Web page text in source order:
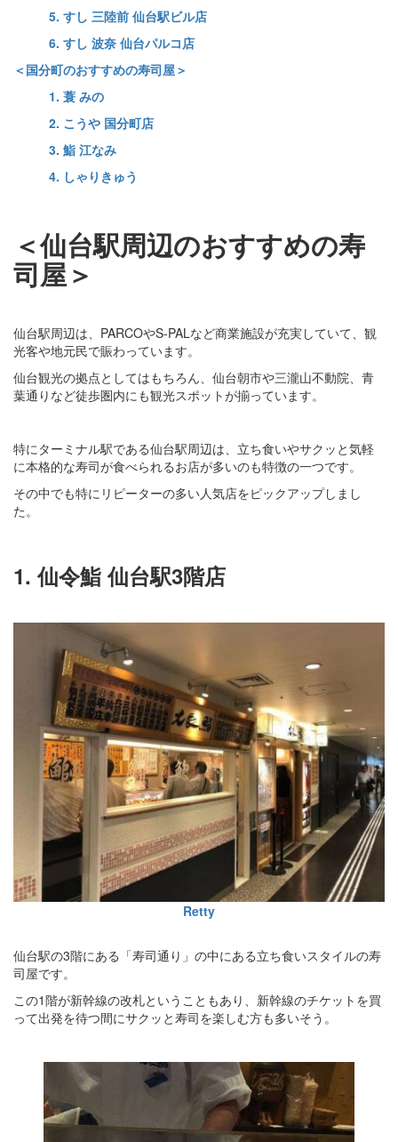
5. すし 三陸前 仙台駅ビル店
6. すし 波奈 仙台パルコ店
＜国分町のおすすめの寿司屋＞
1. 蓑 みの
2. こうや 国分町店
3. 鮨 江なみ
4. しゃりきゅう
＜仙台駅周辺のおすすめの寿
司屋＞
仙台駅周辺は、PARCOやS-PALなど商業施設が充実していて、観
光客や地元民で賑わっています。
仙台観光の拠点としてはもちろん、仙台朝市や三瀧山不動院、青
葉通りなど徒歩圏内にも観光スポットが揃っています。
特にターミナル駅である仙台駅周辺は、立ち食いやサクッと気軽
に本格的な寿司が食べられるお店が多いのも特徴の一つです。
その中でも特にリピーターの多い人気店をピックアップしまし
た。
1. 仙令鮨 仙台駅3階店
Retty
仙台駅の3階にある「寿司通り」の中にある立ち食いスタイルの寿
司屋です。
この1階が新幹線の改札ということもあり、新幹線のチケットを買
って出発を待つ間にサクッと寿司を楽しむ方も多いそう。